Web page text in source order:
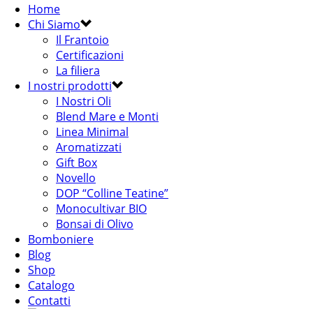
Home
Chi Siamo
Il Frantoio
Certificazioni
La filiera
I nostri prodotti
I Nostri Oli
Blend Mare e Monti
Linea Minimal
Aromatizzati
Gift Box
Novello
DOP “Colline Teatine”
Monocultivar BIO
Bonsai di Olivo
Bomboniere
Blog
Shop
Catalogo
Contatti